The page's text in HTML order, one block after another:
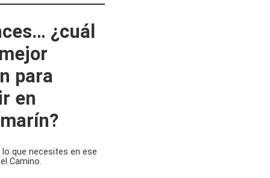
¿cuál
para
en
lo que necesites en ese
Camino.